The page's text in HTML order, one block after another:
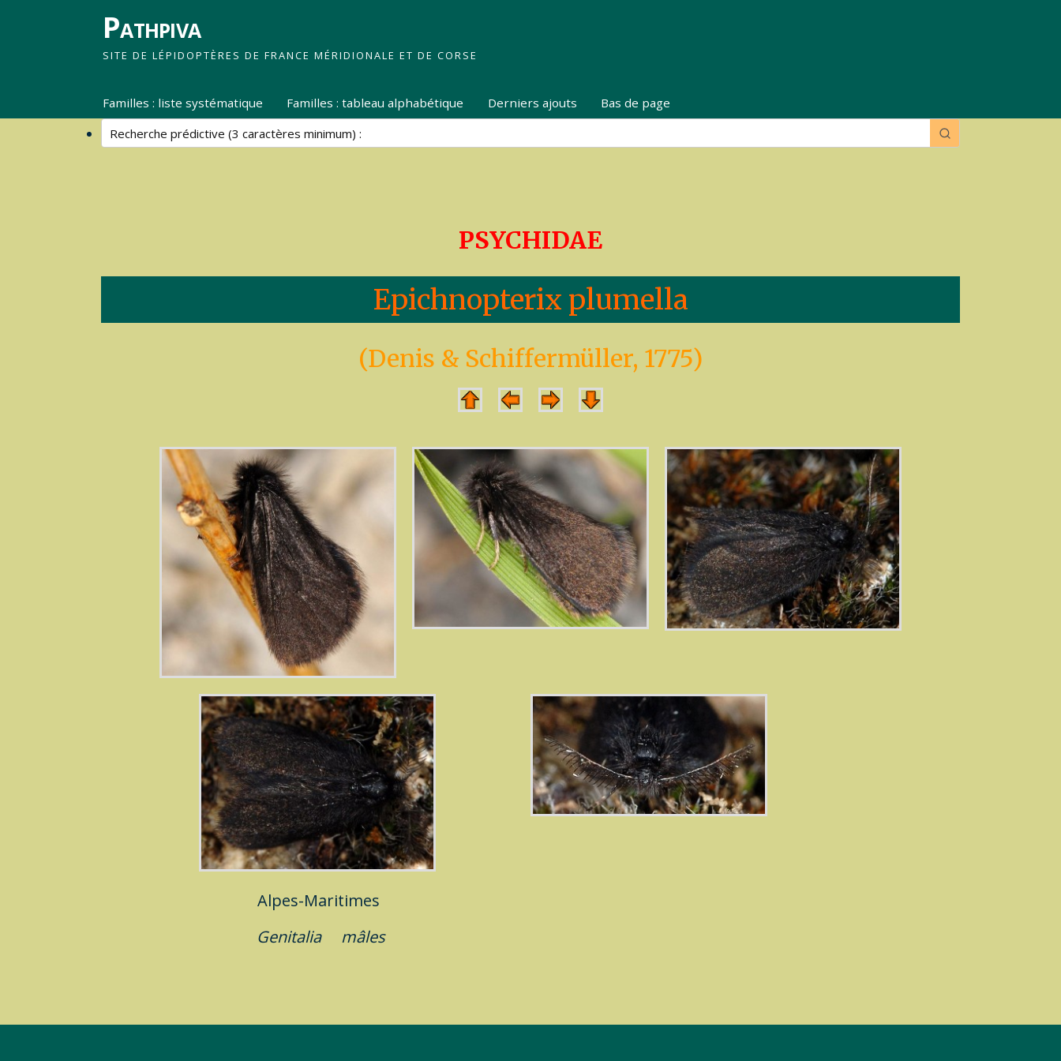
Pathpiva
SITE DE LÉPIDOPTÈRES DE FRANCE MÉRIDIONALE ET DE CORSE
Familles : liste systématique Familles : tableau alphabétique Derniers ajouts Bas de page
PSYCHIDAE
Epichnopterix plumella
(Denis & Schiffermüller, 1775)
Alpes-Maritimes
Genitalia mâles